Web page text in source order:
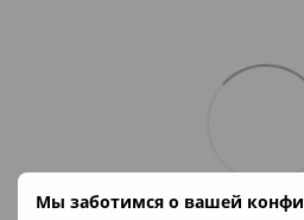
Мы заботимся о вашей